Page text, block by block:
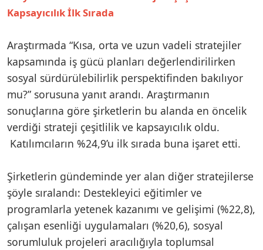
Kapsayıcılık İlk Sırada
Araştırmada “Kısa, orta ve uzun vadeli stratejiler
kapsamında iş gücü planları değerlendirilirken
sosyal sürdürülebilirlik perspektifinden bakılıyor
mu?” sorusuna yanıt arandı. Araştırmanın
sonuçlarına göre şirketlerin bu alanda en öncelik
verdiği strateji çeşitlilik ve kapsayıcılık oldu.
Katılımcıların %24,9’u ilk sırada buna işaret etti.
Şirketlerin gündeminde yer alan diğer stratejilerse
şöyle sıralandı: Destekleyici eğitimler ve
programlarla yetenek kazanımı ve gelişimi (%22,8),
çalışan esenliği uygulamaları (%20,6), sosyal
sorumluluk projeleri aracılığıyla toplumsal